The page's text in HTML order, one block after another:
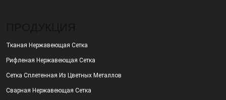
Тканая Нержавеющая Сетка
Рифленая Нержавеющая Сетка
Сетка Сплетенная Из Цветных Металлов
Сварная Нержавеющая Сетка